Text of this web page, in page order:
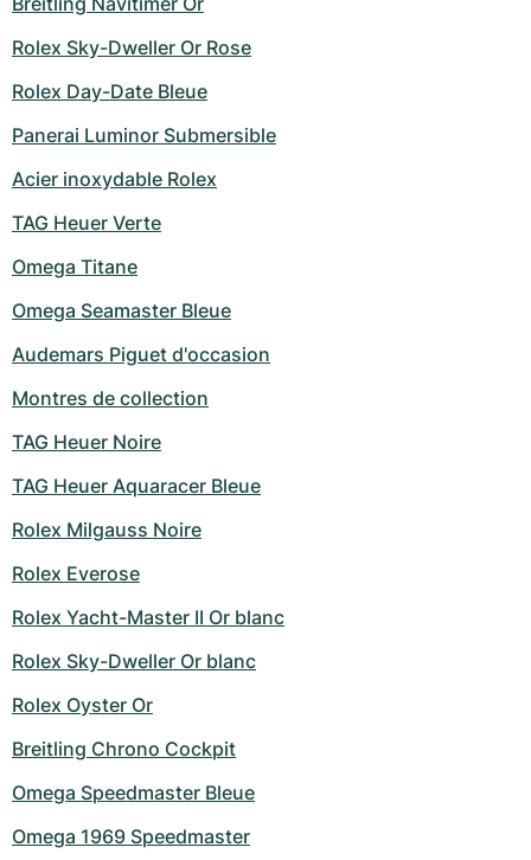
Rolex Sky-Dweller Or Rose
Rolex Day-Date Bleue
Panerai Luminor Submersible
Acier inoxydable Rolex
TAG Heuer Verte
Omega Titane
Omega Seamaster Bleue
Audemars Piguet d'occasion
Montres de collection
TAG Heuer Noire
TAG Heuer Aquaracer Bleue
Rolex Milgauss Noire
Rolex Everose
Rolex Yacht-Master II Or blanc
Rolex Sky-Dweller Or blanc
Rolex Oyster Or
Breitling Chrono Cockpit
Omega Speedmaster Bleue
Omega 1969 Speedmaster